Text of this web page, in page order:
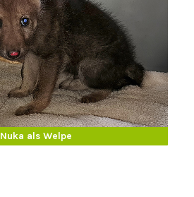
Nuka als Welpe
Nuka erwachsen